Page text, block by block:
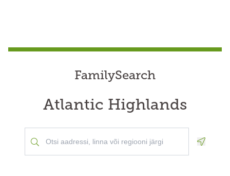
FamilySearch
Atlantic Highlands